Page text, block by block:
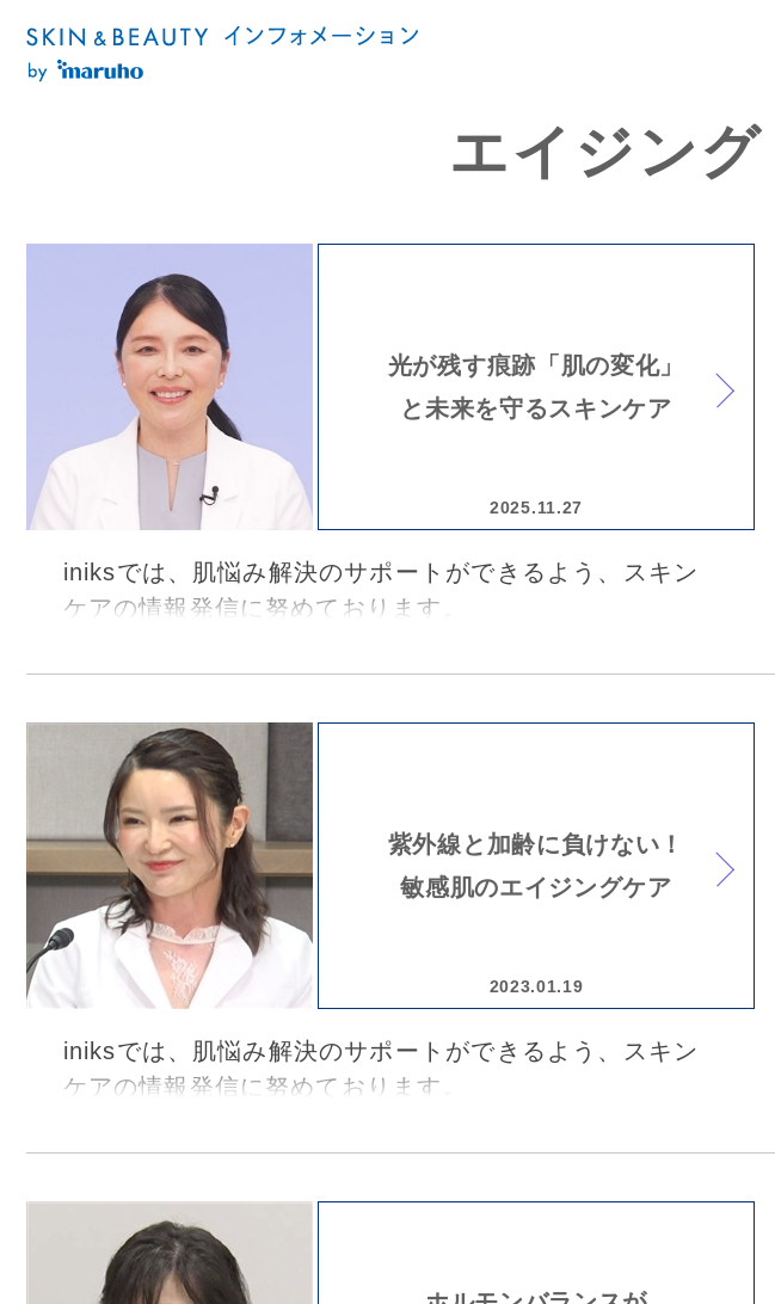
エイジン
光が残す痕跡「肌の変化」
と未来を守るスキンケア
2025.11.27
iniksでは、肌悩み解決のサポートができるよう、スキン
ケアの情報発信に努めております。
2025年11月12日、皮膚の日※に、『光が残す痕跡「肌の
行いました。
今回は同じく皮膚の日に新潟県上越市で開業された、わ
か皮ふ科クリニック 院長 石田和加先生に、最新の皮膚科
学や医療内容を踏まえつつ、紫外線対策の重要性につい
てご講演いただきました。
※皮膚の日： 11月12日をいい(11)、ひふ(12)で「皮膚の
紫外線と 加齢に負けない！
敏感肌のエイジングケア
2023.01.19
iniksでは、肌悩み解決のサポートができるよう、スキン
ケアの情報発信に努めております。
2022年12月7日、敏感肌のエイジングケアをテーマにし
ア」オンラインセミナーを行いました。
東京都、南青山にございます美容皮膚科、Skin Solution